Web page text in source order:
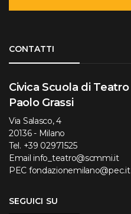
CONTATTI
Civica Scuola di Teatro
Paolo Grassi
Via Salasco, 4
20136 - Milano
Tel. +39 02971525
Email info_teatro@scmmi.it
PEC fondazionemilano@pec.it
SEGUICI SU